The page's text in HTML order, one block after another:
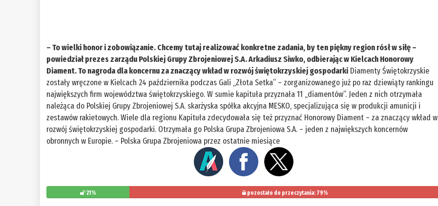
– To wielki honor i zobowiązanie. Chcemy tutaj realizować konkretne zadania, by ten piękny region rósł w siłę –
powiedział prezes zarządu Polskiej Grupy Zbrojeniowej S.A. Arkadiusz Siwko, odbierając w Kielcach Honorowy
Diament. To nagroda dla koncernu za znaczący wkład w rozwój świętokrzyskiej gospodarki Diamenty Świętokrzyskie
zostały wręczone w Kielcach 24 października podczas Gali „Złota Setka” – zorganizowanego już po raz dziewiąty rankingu
największych firm województwa świętokrzyskiego. W sumie kapituła przyznała 11 „diamentów”. Jeden z nich otrzymała
należąca do Polskiej Grupy Zbrojeniowej S.A. skarżyska spółka akcyjna MESKO, specjalizująca się w produkcji amunicji i
zestawów rakietowych. Wiele dla regionu Kapituła zdecydowała się też przyznać Honorowy Diament – za znaczący wkład w
rozwój świętokrzyskiej gospodarki. Otrzymała go Polska Grupa Zbrojeniowa S.A. – jeden z największych koncernów
obronnych w Europie. – Polska Grupa Zbrojeniowa przez ostatnie miesiące
21% pozostało do przeczytania: 79%